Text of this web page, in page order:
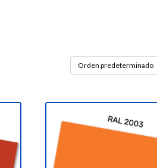
producto
tiene
múltiples